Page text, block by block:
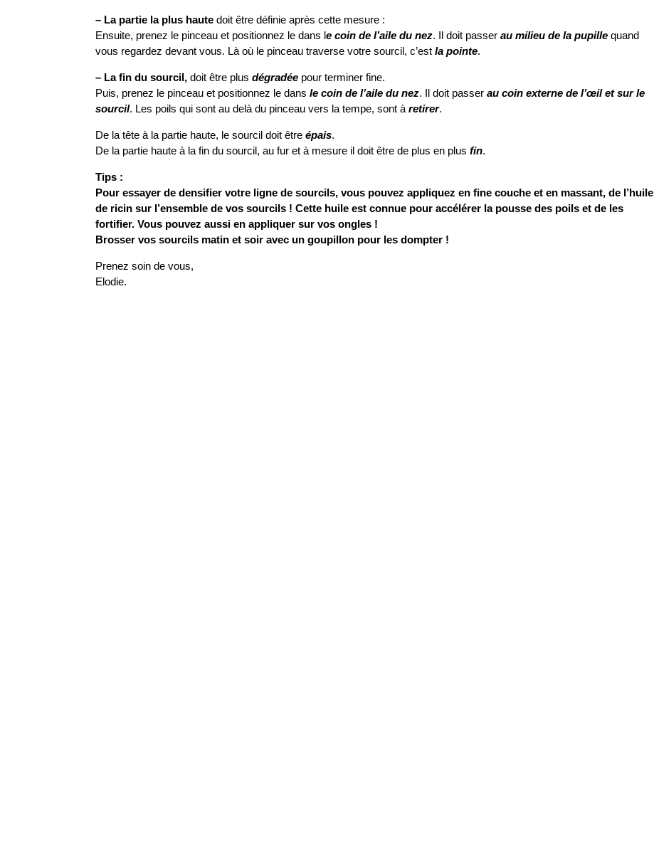
– La partie la plus haute doit être définie après cette mesure :
Ensuite, prenez le pinceau et positionnez le dans le coin de l’aile du nez. Il doit passerau milieu de la pupille quand
vous regardez devant vous. Là où le pinceau traverse votre sourcil, c’estla pointe.
– La fin du sourcil, doit être plusdégradée pour terminer fine.
Puis, prenez le pinceau et positionnez le dansle coin de l’aile du nez. Il doit passerau coin externe de l’œil et sur le
sourcil. Les poils qui sont au delà du pinceau vers la tempe, sont àretirer.
De la tête à la partie haute, le sourcil doit êtreépais.
De la partie haute à la fin du sourcil, au fur et à mesure il doit être de plus en plusfin.
Tips :
Pour essayer de densifier votre ligne de sourcils, vous pouvez appliquez en fine couche et en massant, de l’huile
de ricin sur l’ensemble de vos sourcils ! Cette huile est connue pour accélérer la pousse des poils et de les
fortifier. Vous pouvez aussi en appliquer sur vos ongles !
Brosser vos sourcils matin et soir avec un goupillon pour les dompter !
Prenez soin de vous,
Elodie.